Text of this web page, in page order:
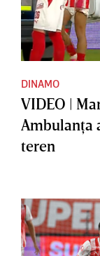
DINAMO
VIDEO |
Ambulanţa
teren